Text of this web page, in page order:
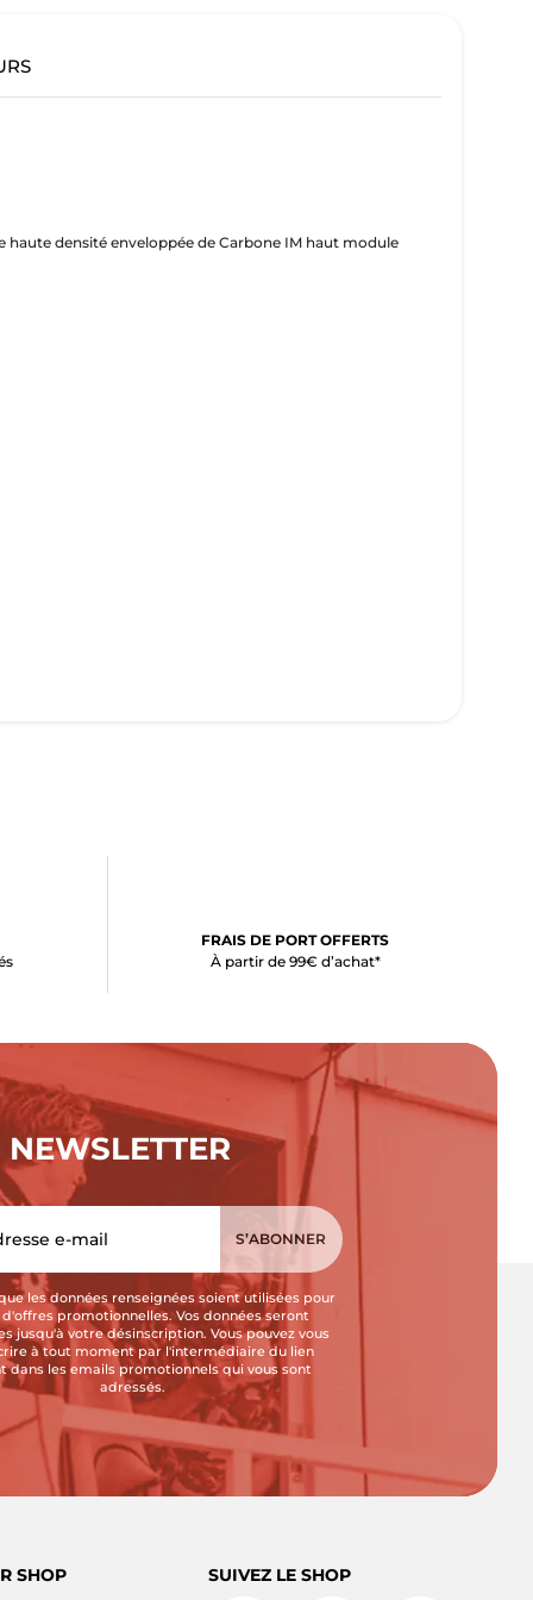
haute densité enveloppée de Carbone IM haut module
FRAIS DE PORT OFFERTS
À partir de 99€ d’achat*
NEWSLETTER
les données renseignées soient utilisées pour
d'offres promotionnelles. Vos données seront
jusqu'à votre désinscription. Vous pouvez vous
à tout moment par l'intermédiaire du lien
dans les emails promotionnels qui vous sont
adressés.
SHOP
SUIVEZ LE SHOP